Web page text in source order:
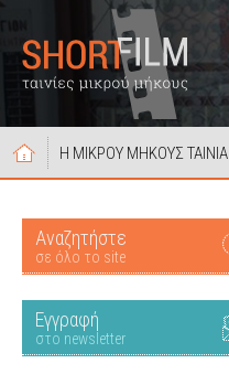
Η ΜΙΚΡΟΥ ΜΗΚΟΥΣ ΤΑΙΝΙΑ
Αναζητήστε
σε όλο το site
Εγγραφή
στο newsletter